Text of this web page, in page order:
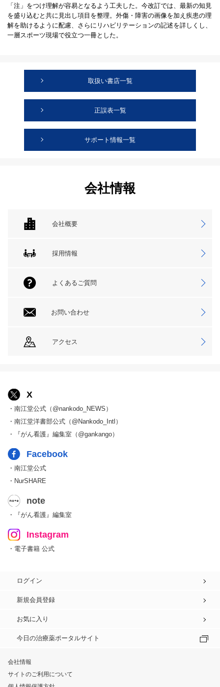
「注」をつけ理解が容易となるよう工夫した。今改訂では、最新の知見
を盛り込むと共に見出し項目を整理。外傷・障害の画像を加え疾患の理
解を助けるように配慮、さらにリハビリテーションの記述を詳しくし、
一層スポーツ現場で役立つ一冊とした。
取扱い書店一覧
正誤表一覧
サポート情報一覧
会社情報
会社概要
採用情報
よくあるご質問
お問い合わせ
アクセス
X
・南江堂公式（@nankodo_NEWS）
・南江堂洋書部公式（@Nankodo_Intl）
・『がん看護』編集室（@gankango）
Facebook
・南江堂公式
・NurSHARE
note
・『がん看護』編集室
Instagram
・電子書籍 公式
ログイン
新規会員登録
お気に入り
今日の治療薬ポータルサイト
会社情報
サイトのご利用について